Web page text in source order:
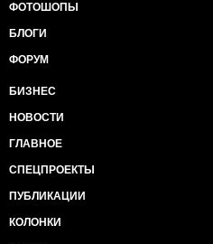
ФОТОШОПЫ
БЛОГИ
ФОРУМ
БИЗНЕС
НОВОСТИ
ГЛАВНОЕ
СПЕЦПРОЕКТЫ
ПУБЛИКАЦИИ
КОЛОНКИ